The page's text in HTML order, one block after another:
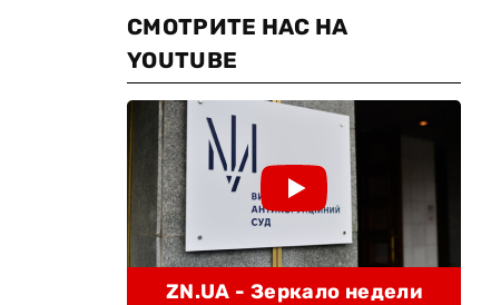
СМОТРИТЕ НАС НА
YOUTUBE
ZN.UA - Зеркало недели